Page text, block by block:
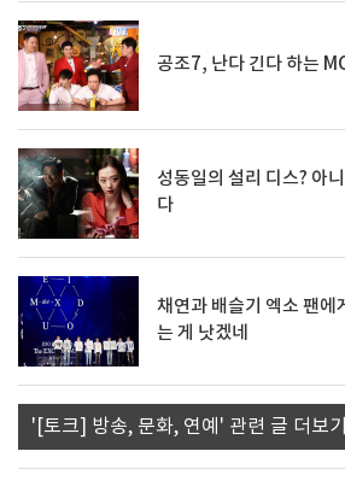
공조7, 난다 긴다 하는
성동일의 설리 디스? 아
다
채연과 배슬기 엑소 팬에
는 게 낫겠네
'[토크] 방송, 문화, 연예' 관련 글 더보기